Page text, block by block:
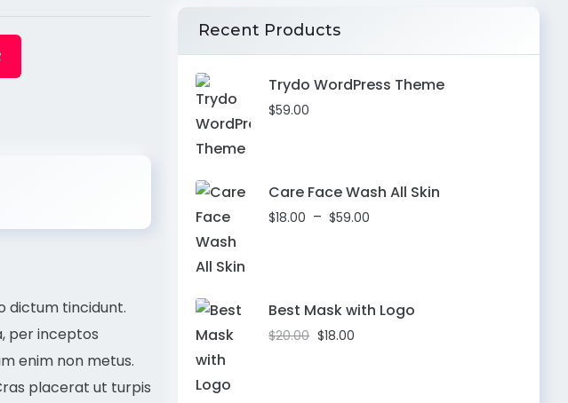
dictum tincidunt.
per inceptos
enim non metus.
placerat ut turpis
Recent Products
Trydo WordPress Theme
$59.00
Care Face Wash All Skin
$18.00 – $59.00
Best Mask with Logo
$20.00 $18.00